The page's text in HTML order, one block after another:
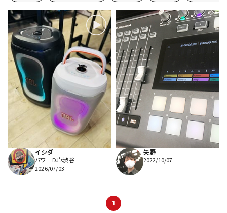
アンプ エフェクター
DTM
DTM オンライン納品 レコーディング機器
配信/ライブ機器 楽器アクセサリ
中古 ヴィンテージ
イシダ
パワーDJ's渋谷
2026/07/03
矢野
2022/10/07
1